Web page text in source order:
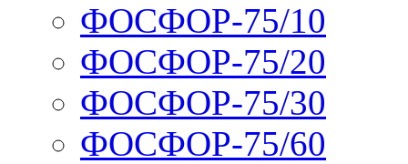
ФОСФОР-75/10
ФОСФОР-75/20
ФОСФОР-75/30
ФОСФОР-75/60